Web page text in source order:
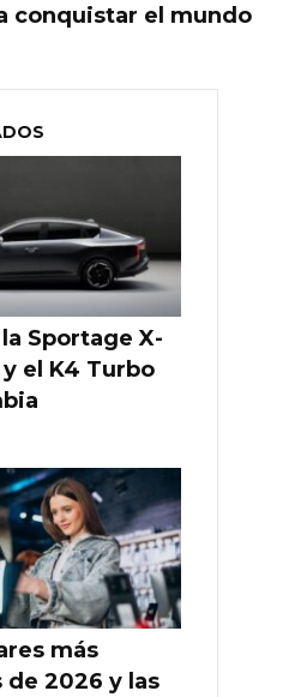
conquistar el mundo
Sportage X-
y el K4 Turbo
más
2026 y las